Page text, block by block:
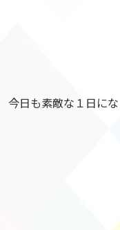
今日も素敵な１日に